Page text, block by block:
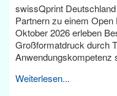
swissQprint
Partnern zu einem
Oktober 2026 erleben
Großformatdruck durch
Anwendungskompetenz
Weiterlesen...